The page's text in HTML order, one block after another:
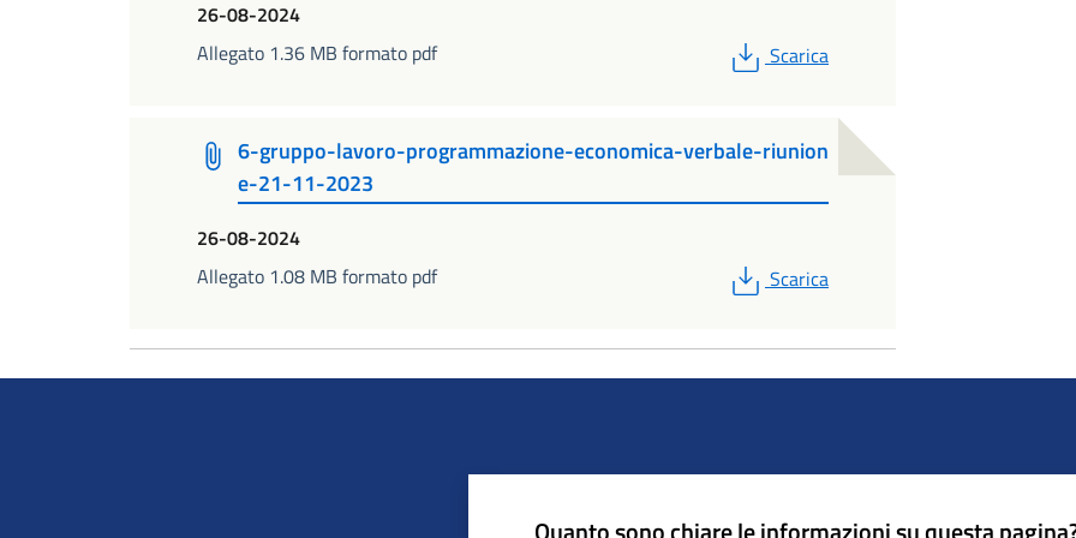
26-08-2024
Allegato 1.36 MB formato pdf
PDF
Scarica
6-gruppo-lavoro-programmazione-economica-verbale-riunion
e-21-11-2023
26-08-2024
Allegato 1.08 MB formato pdf
PDF
Scarica